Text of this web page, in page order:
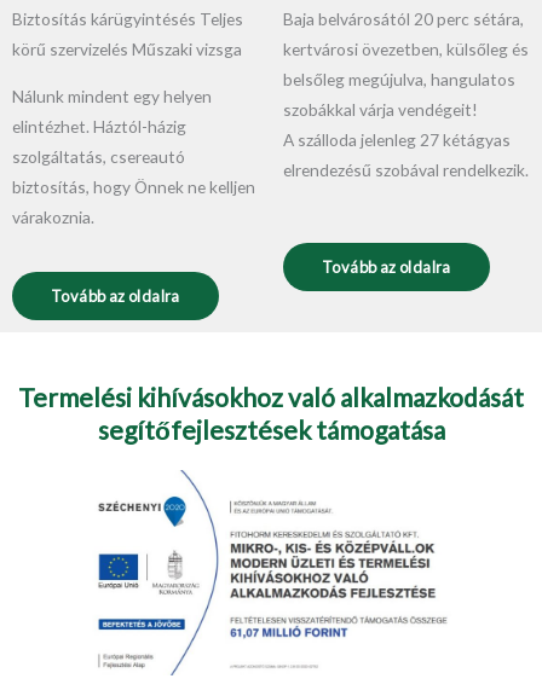
Biztosítás kárügyintésés Teljes
körű szervizelés Műszaki vizsga
Nálunk mindent egy helyen
elintézhet. Háztól-házig
szolgáltatás, csereautó
biztosítás, hogy Önnek ne kelljen
várakoznia.
Tovább az oldalra
Baja belvárosától 20 perc sétára,
kertvárosi övezetben, külsőleg és
belsőleg megújulva, hangulatos
szobákkal várja vendégeit!
A szálloda jelenleg 27 kétágyas
elrendezésű szobával rendelkezik.
Tovább az oldalra
Termelési kihívásokhoz való alkalmazkodását
segítőfejlesztések támogatása